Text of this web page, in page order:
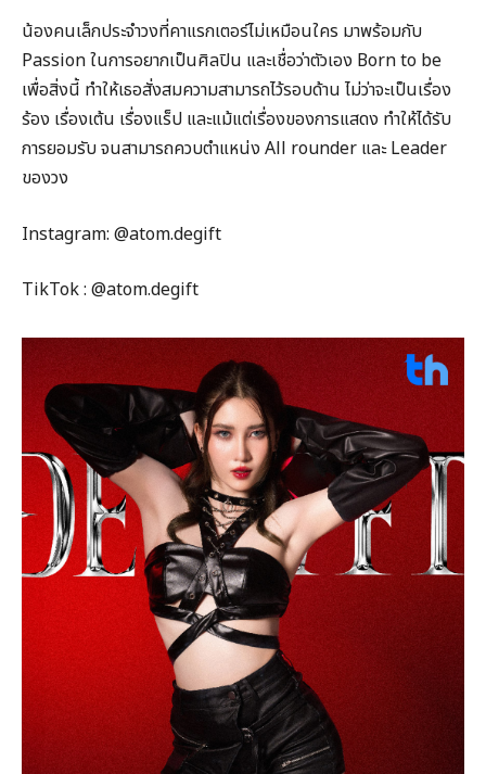
น้องคนเล็กประจำวงที่คาแรกเตอร์ไม่เหมือนใคร มาพร้อมกับ
Passion ในการอยากเป็นศิลปิน และเชื่อว่าตัวเอง Born to be
เพื่อสิ่งนี้ ทำให้เธอสั่งสมความสามารถไว้รอบด้าน ไม่ว่าจะเป็นเรื่อง
ร้อง เรื่องเต้น เรื่องแร็ป และแม้แต่เรื่องของการแสดง ทำให้ได้รับ
การยอมรับ จนสามารถควบตำแหน่ง All rounder และ Leader
ของวง
Instagram: @atom.degift
TikTok : @atom.degift